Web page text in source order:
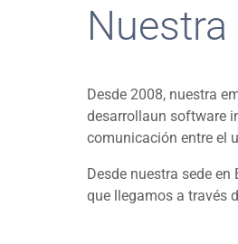
Desde 2008, nuestra
desarrollaun software
comunicación entre el
Desde nuestra sede
que llegamos a través